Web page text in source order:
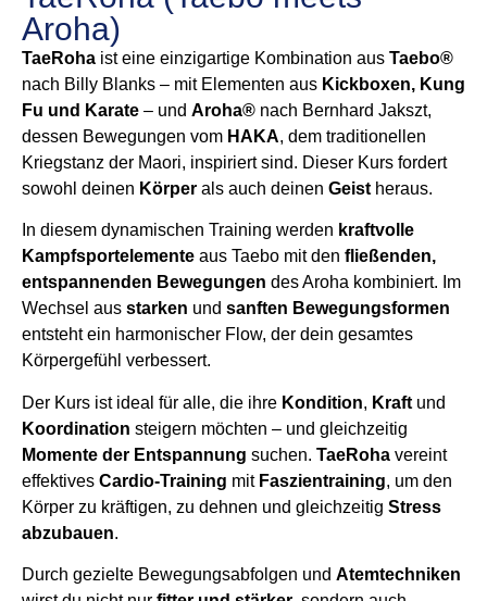
Aroha)
TaeRoha ist eine einzigartige Kombination aus Taebo®
nach Billy Blanks – mit Elementen aus Kickboxen, Kung
Fu und Karate – und Aroha® nach Bernhard Jakszt,
dessen Bewegungen vom HAKA, dem traditionellen
Kriegstanz der Maori, inspiriert sind. Dieser Kurs fordert
sowohl deinen Körper als auch deinen Geist heraus.
In diesem dynamischen Training werden kraftvolle
Kampfsportelemente aus Taebo mit den fließenden,
entspannenden Bewegungen des Aroha kombiniert. Im
Wechsel aus starken und sanften Bewegungsformen
entsteht ein harmonischer Flow, der dein gesamtes
Körpergefühl verbessert.
Der Kurs ist ideal für alle, die ihre Kondition, Kraft und
Koordination steigern möchten – und gleichzeitig
Momente der Entspannung suchen. TaeRoha vereint
effektives Cardio-Training mit Faszientraining, um den
Körper zu kräftigen, zu dehnen und gleichzeitig Stress
abzubauen.
Durch gezielte Bewegungsabfolgen und Atemtechniken